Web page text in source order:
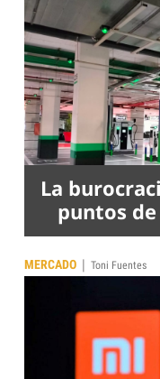
La
puntos
MERCADO | Toni Fuentes